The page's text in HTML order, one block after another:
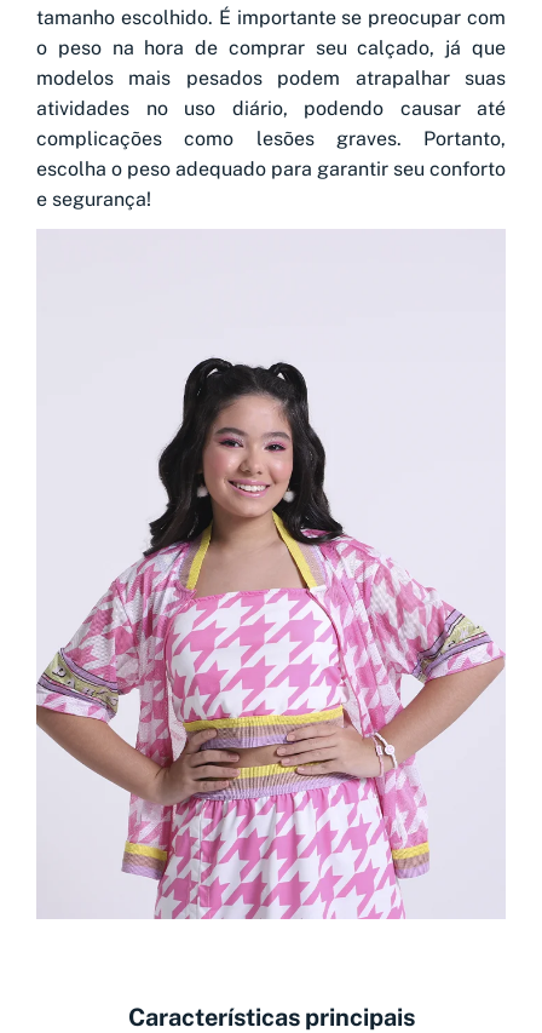
tamanho escolhido. É importante se preocupar com
o peso na hora de comprar seu calçado, já que
modelos mais pesados podem atrapalhar suas
atividades no uso diário, podendo causar até
complicações como lesões graves. Portanto,
escolha o peso adequado para garantir seu conforto
e segurança!
Características principais